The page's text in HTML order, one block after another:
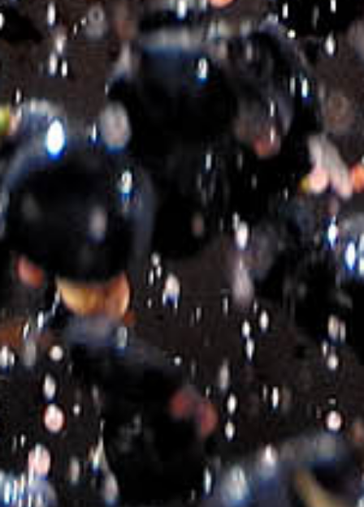
Κωδικός προϊόντος:400145
Κατηγορίες:
ΛΕΥΚΟΙ ΟΙΝΟΙ ΛΕΥΚΟΙ ΟΙΝΟΙ - ΞΗΡΟΙ
Σχετικά προϊόντα
VIN DE CRETE ΡΟΖΕ
VIN DE CRETE ΕΡΥΘΡΟΣ